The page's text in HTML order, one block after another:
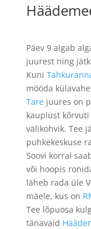
Päev 9 algab
juurest ning
Kuni
mööda
Tarejuures on
kauplust
välikohvik. Tee
puhkekeskuse
Soovi korral
või hoopis
läheb rada üle
mäele, kus on
Tee lõpuosa
tänavaid